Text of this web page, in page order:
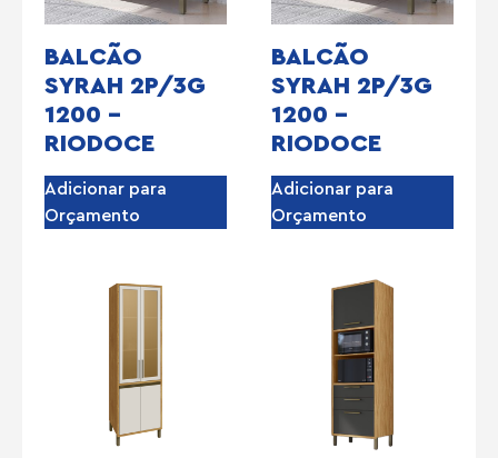
BALCÃO
SYRAH 2P/3G
1200 –
RIODOCE
Adicionar para
Orçamento
BALCÃO
SYRAH 2P/3G
1200 –
RIODOCE
Adicionar para
Orçamento